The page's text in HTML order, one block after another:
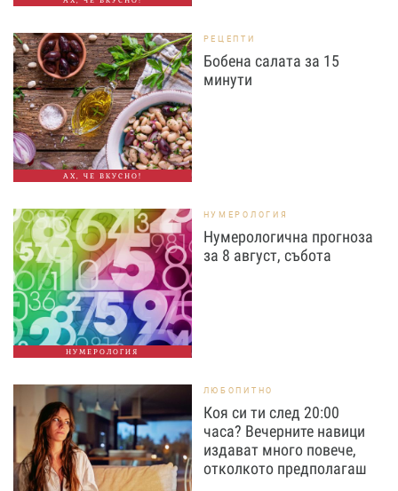
АХ, ЧЕ ВКУСНО!
РЕЦЕПТИ
Бобена салата за 15
минути
НУМЕРОЛОГИЯ
НУМЕРОЛОГИЯ
Нумерологична прогноза
за 8 август, събота
ЛЮБОПИТНО
Коя си ти след 20:00
часа? Вечерните навици
издават много повече,
отколкото предполагаш